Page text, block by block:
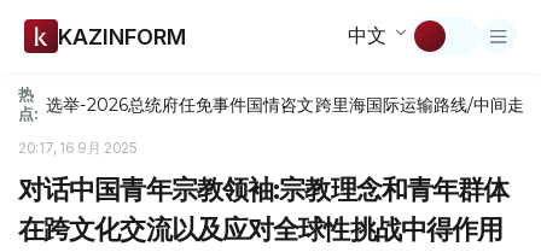
KAZINFORM 中文
热
点: 选举-2026总统府任免事件国情咨文跨里海国际运输路线/中间走廊
20:17, 16 9月 2025
对话中国青年宗教领袖:宗教理念和青年群体
在跨文化交流以及应对全球性挑战中得作用